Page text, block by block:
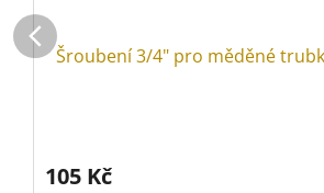
Šroubení 3/4" pro měděné
105 Kč